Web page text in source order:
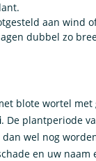
aan wind
dubbel zo
blote wortel met
. De plantperiode
wel nog
en uw naam